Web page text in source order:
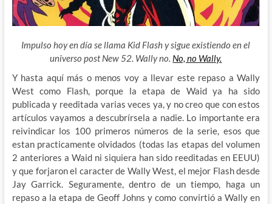
Impulso hoy en día se llama Kid Flash y sigue existiendo en el
universo post New 52. Wally no. No, no Wally.
Y hasta aquí más o menos voy a llevar este repaso a Wally
West como Flash, porque la etapa de Waid ya ha sido
publicada y reeditada varias veces ya, y no creo que con estos
artículos vayamos a descubrírsela a nadie. Lo importante era
reivindicar los 100 primeros números de la serie, esos que
estan practicamente olvidados (todas las etapas del volumen
2 anteriores a Waid ni siquiera han sido reeditadas en EEUU)
y que forjaron el caracter de Wally West, el mejor Flash desde
Jay Garrick. Seguramente, dentro de un tiempo, haga un
repaso a la etapa de Geoff Johns y como convirtió a Wally en